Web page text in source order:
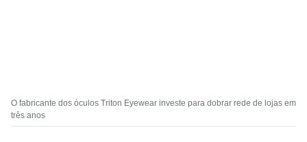
O fabricante dos óculos Triton Eyewear investe para dobrar rede de lojas em
três anos